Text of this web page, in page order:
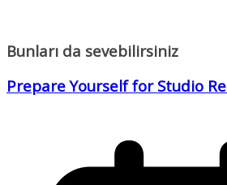
Bunları da sevebilirsiniz
Prepare Yourself for Studio